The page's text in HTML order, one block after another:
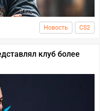
Новость CS2
клуб более